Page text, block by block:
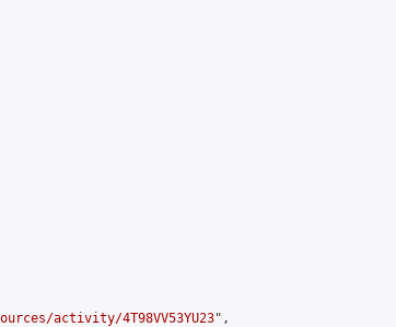
activity/4T98VV53YU23",